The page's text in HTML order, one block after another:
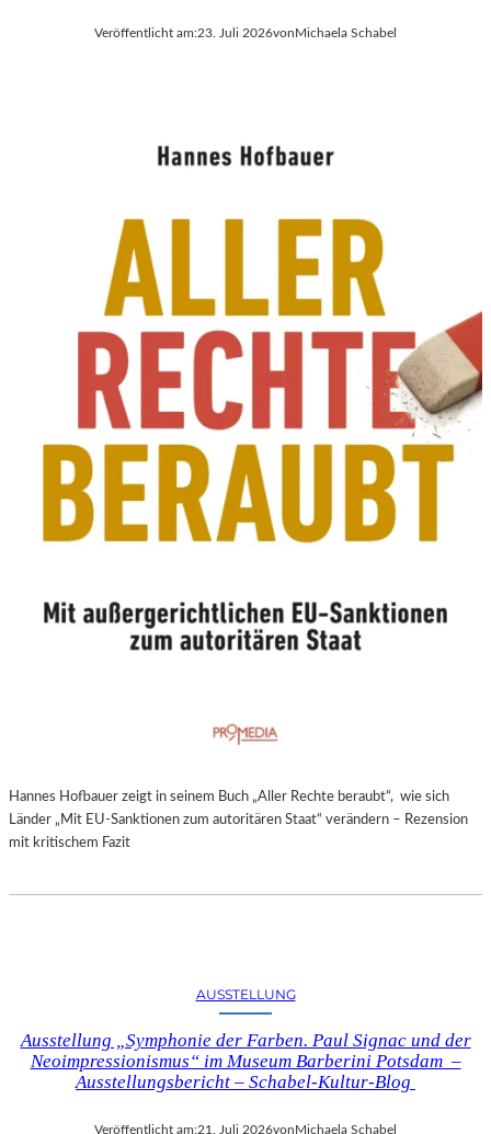
Veröffentlicht am:23. Juli 2026von Michaela Schabel
Hannes Hofbauer zeigt in seinem Buch „Aller Rechte beraubt“, wie sich
Länder „Mit EU-Sanktionen zum autoritären Staat“ verändern – Rezension
mit kritischem Fazit
AUSSTELLUNG
Ausstellung „Symphonie der Farben. Paul Signac und der
Neoimpressionismus“ im Museum Barberini Potsdam –
Ausstellungsbericht – Schabel-Kultur-Blog
Veröffentlicht am:21. Juli 2026von Michaela Schabel